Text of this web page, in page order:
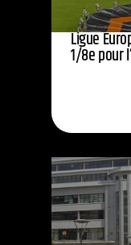
Ligue
1/8e pour